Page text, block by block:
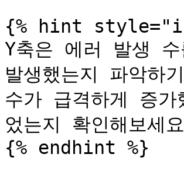
{% hint
Y축은 에러 발생
발생했는지 파악하
수가 급격하게 증
었는지 확인해보세
{% endhint %}